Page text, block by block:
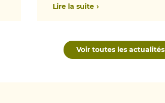
Lire la suite
Voir toutes les actualités